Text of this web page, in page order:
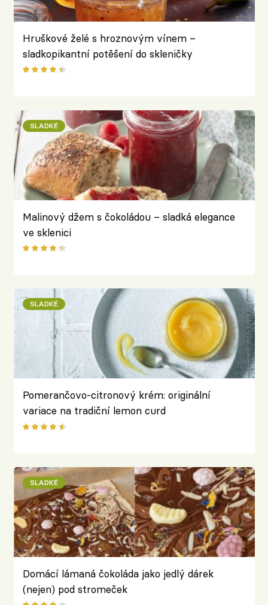
Hruškové želé s hroznovým vínem –
sladkopikantní potěšení do skleničky
SLADKÉ
Malinový džem s čokoládou – sladká elegance
ve sklenici
SLADKÉ
Pomerančovo-citronový krém: originální
variace na tradiční lemon curd
SLADKÉ
Domácí lámaná čokoláda jako jedlý dárek
(nejen) pod stromeček